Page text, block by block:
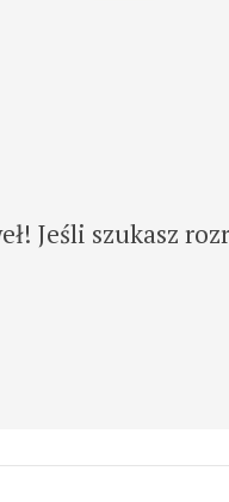
Jeśli szukasz